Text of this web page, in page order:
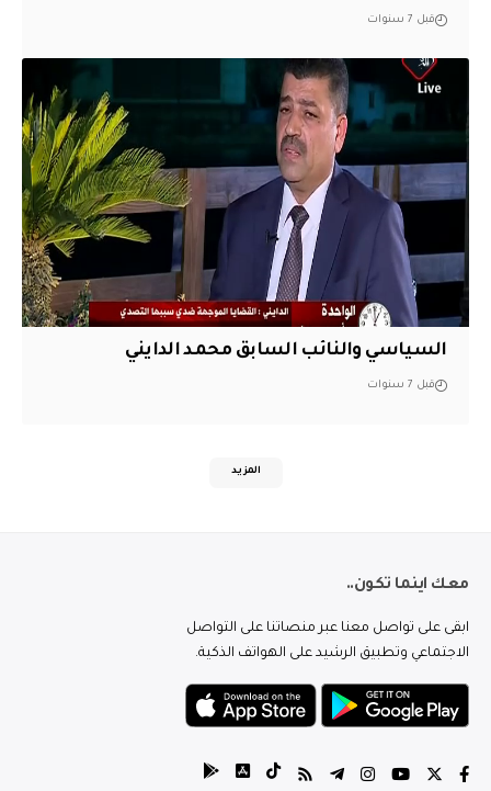
قبل 7 سنوات
السياسي والنائب السابق محمد الدايني
قبل 7 سنوات
المزيد
معك اينما تكون..
ابقى على تواصل معنا عبر منصاتنا على التواصل
الاجتماعي وتطبيق الرشيد على الهواتف الذكية.